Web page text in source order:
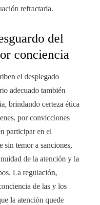
refractaria.
del
conciencia
el desplegado
adecuado también
brindando certeza ética
por convicciones
participar en el
sin temor a sanciones,
de la atención y la
La regulación,
de las y los
la atención quede